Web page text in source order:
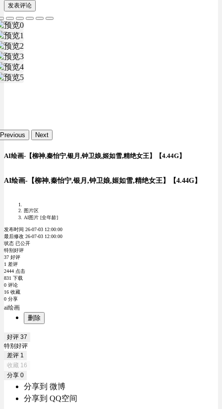
发表评论
Previous Next
AI绘画-【柳神,秦怡宁,银月,钟卫娘,姬如雪,精绝女王】【4.44G】
AI绘画-【柳神,秦怡宁,银月,钟卫娘,姬如雪,精绝女王】【4.44G】
图片区
AI图片 [全年龄]
发布时间 26-07-03 12:00:00
最后修改 26-07-03 12:00:00
状态 已公开
特别好评
37 好评
1 差评
2444 点击
831 下载
0 评论
16 收藏
0 分享
ai绘画
删除
好评 37
特别好评
差评 1
收藏 16
分享 0
分享到 微博
分享到 QQ空间